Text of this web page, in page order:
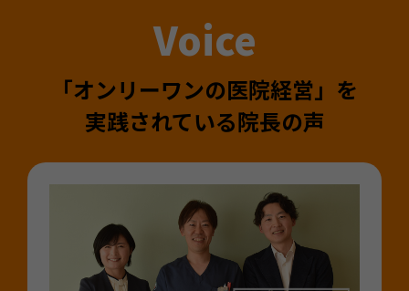
Voice
「オンリーワンの医院経営」を
実践されている院長の声